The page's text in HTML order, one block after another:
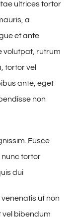
ultrices tortor
a
et ante
volutpat, rutrum
tortor vel
ante, eget
non
Fusce
nunc tortor
dui
ut non
vel bibendum